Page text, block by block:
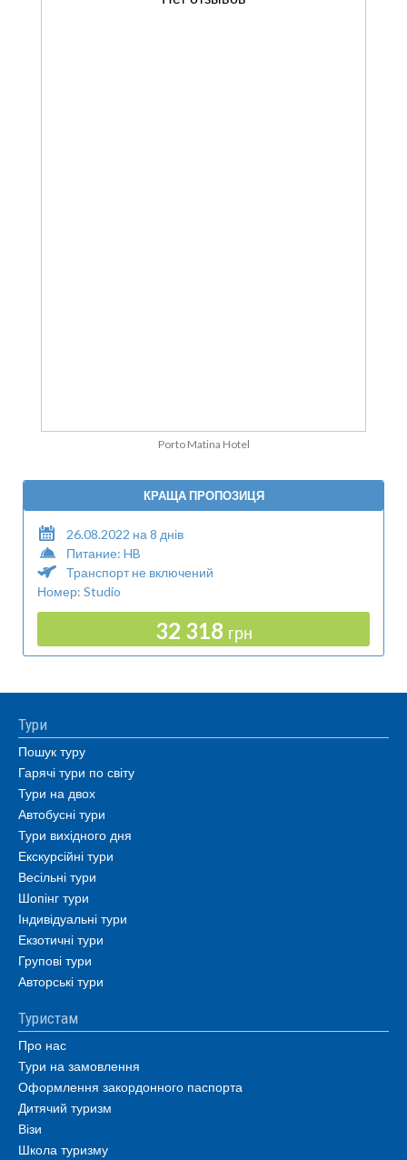
Porto Matina Hotel
КРАЩА ПРОПОЗИЦЯ
26.08.2022 на 8 днів
Питание: HB
Транспорт не включений
Номер: Studio
32 318 грн
Тури
Пошук туру
Гарячі тури по світу
Тури на двох
Автобусні тури
Тури вихідного дня
Екскурсійні тури
Весільні тури
Шопінг тури
Індивідуальні тури
Екзотичні тури
Групові тури
Авторські тури
Туристам
Про нас
Тури на замовлення
Оформлення закордонного паспорта
Дитячий туризм
Візи
Школа туризму